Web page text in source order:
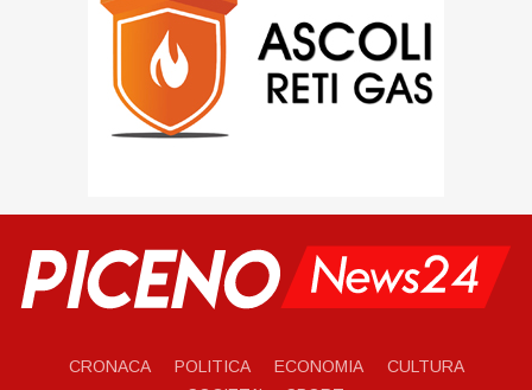
CRONACA POLITICA ECONOMIA
CULTURA